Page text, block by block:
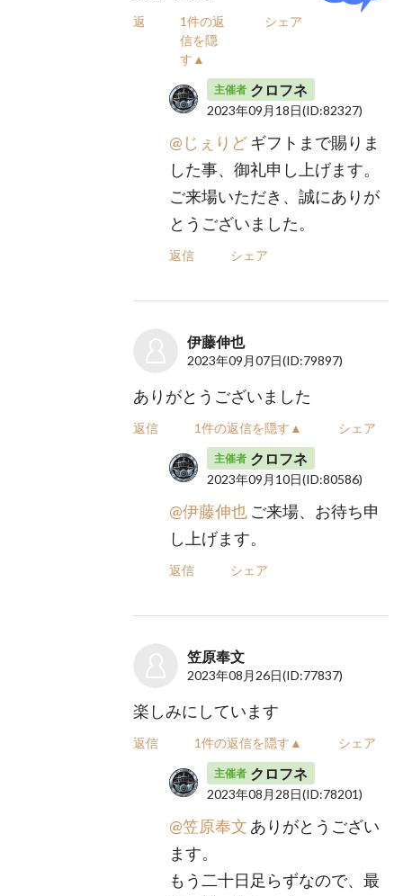
1件の返
信を隠
す▲
シェア
主催者 クロフネ
2023年09月18日(ID:82327)
@じぇりどギフトまで賜りま
した事、御礼申し上げます。
ご来場いただき、誠にありが
とうございました。
返信 シェア
伊藤伸也
2023年09月07日(ID:79897)
ありがとうございました
返信 1件の返信を隠す▲ シェア
主催者 クロフネ
2023年09月10日(ID:80586)
@伊藤伸也ご来場、お待ち申
し上げます。
返信 シェア
笠原奉文
2023年08月26日(ID:77837)
楽しみにしています
返信 1件の返信を隠す▲ シェア
主催者 クロフネ
2023年08月28日(ID:78201)
@笠原奉文 ありがとうござい
ます。
もう二十日足らずなので、最